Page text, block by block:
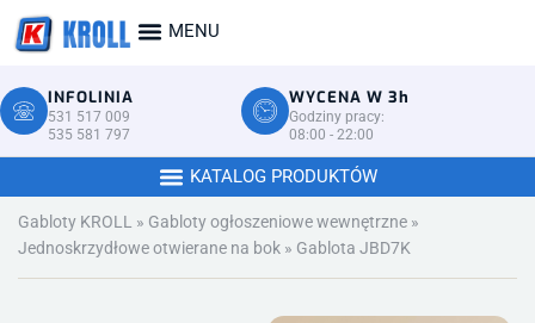
INFOLINIA
531 517 009
535 581 797
WYCENA W 3h
Godziny pracy:
08:00 - 22:00
Gabloty KROLL » Gabloty ogłoszeniowe wewnętrzne »
Jednoskrzydłowe otwierane na bok » Gablota JBD7K